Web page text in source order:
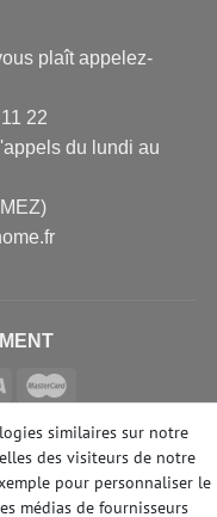
plaît appelez-
22
du lundi au
similaires sur notre
des visiteurs de notre
pour personnaliser le
médias de fournisseurs